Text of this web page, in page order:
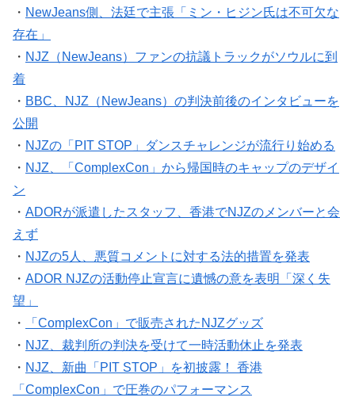
・ NewJeans側、法廷で主張「ミン・ヒジン氏は不可欠な
存在」
・ NJZ（NewJeans）ファンの抗議トラックがソウルに到
着
・ BBC、NJZ（NewJeans）の判決前後のインタビューを
公開
・ NJZの「PIT STOP」ダンスチャレンジが流行り始める
・ NJZ、「ComplexCon」から帰国時のキャップのデザイ
ン
・ ADORが派遣したスタッフ、香港でNJZのメンバーと会
えず
・ NJZの5人、悪質コメントに対する法的措置を発表
・ ADOR NJZの活動停止宣言に遺憾の意を表明「深く失
望」
・
「ComplexCon」で販売されたNJZグッズ
・ NJZ、裁判所の判決を受けて一時活動休止を発表
・ NJZ、新曲「PIT STOP」を初披露！ 香港
「ComplexCon」で圧巻のパフォーマンス